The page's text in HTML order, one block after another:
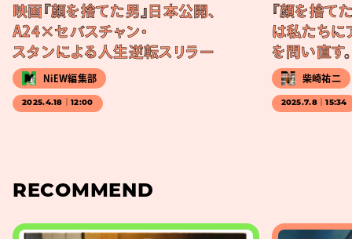
映画『顔を捨てた男』日本公開、
A24×セバスチャン・
スタンによる人生逆転スリラー
NiEW編集部
2025.4.18｜12:00
『顔を捨て
は私たちに
を問い直す
柴崎祐二
2025.7.8｜15:34
RECOMMEND